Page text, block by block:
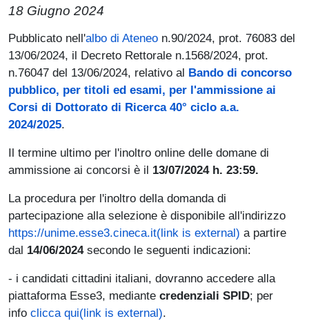
18 Giugno 2024
Paragrafo
Pubblicato nell'albo di Ateneo n.90/2024, prot. 76083 del
13/06/2024, il Decreto Rettorale n.1568/2024, prot.
n.76047 del 13/06/2024, relativo al Bando di concorso
pubblico, per titoli ed esami, per l'ammissione ai
Corsi di Dottorato di Ricerca 40° ciclo a.a.
2024/2025.
Il termine ultimo per l'inoltro online delle domane di
ammissione ai concorsi è il 13/07/2024 h. 23:59.
La procedura per l'inoltro della domanda di
partecipazione alla selezione è disponibile all'indirizzo
https://unime.esse3.cineca.it(link is external) a partire
dal 14/06/2024secondo le seguenti indicazioni:
- i candidati cittadini italiani, dovranno accedere alla
piattaforma Esse3, mediante credenziali SPID; per
info clicca qui(link is external).